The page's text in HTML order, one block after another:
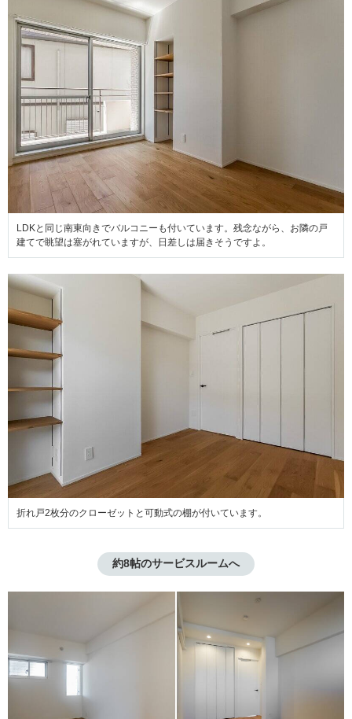
LDKと同じ南東向きでバルコニーも付いています。残念ながら、お隣の戸
建てで眺望は塞がれていますが、日差しは届きそうですよ。
折れ戸2枚分のクローゼットと可動式の棚が付いています。
約8帖のサービスルームへ